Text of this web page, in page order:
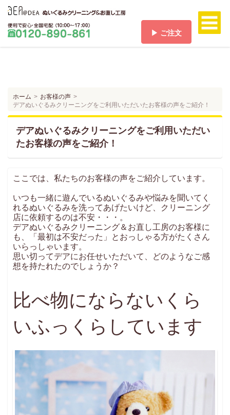
▶ ご注文
ご注文
ORDER
ご注文の流れ
FLOW
お支払い方法
VOICE
よくある質問
Q & A
お問い合わせ
ホーム
お客様の声
デアぬいぐるみクリーニングをご利用いただいたお客様の声をご紹介！
デアぬいぐるみクリーニングをご利用いただい
たお客様の声をご紹介！
ここでは、私たちのお客様の声をご紹介しています。
いつも一緒に遊んでいるぬいぐるみや悩みを聞いてく
れるぬいぐるみを洗ってあげたいけど、クリーニング
店に依頼するのは不安・・・。
デアぬいぐるみクリーニング＆お直し工房のお客様に
も、「最初は不安だった」とおっしゃる方がたくさん
いらっしゃいます。
思い切ってデアにお任せいただいて、どのようなご感
想を持たれたのでしょうか？
比べ物にならないくら
いふっくらしています